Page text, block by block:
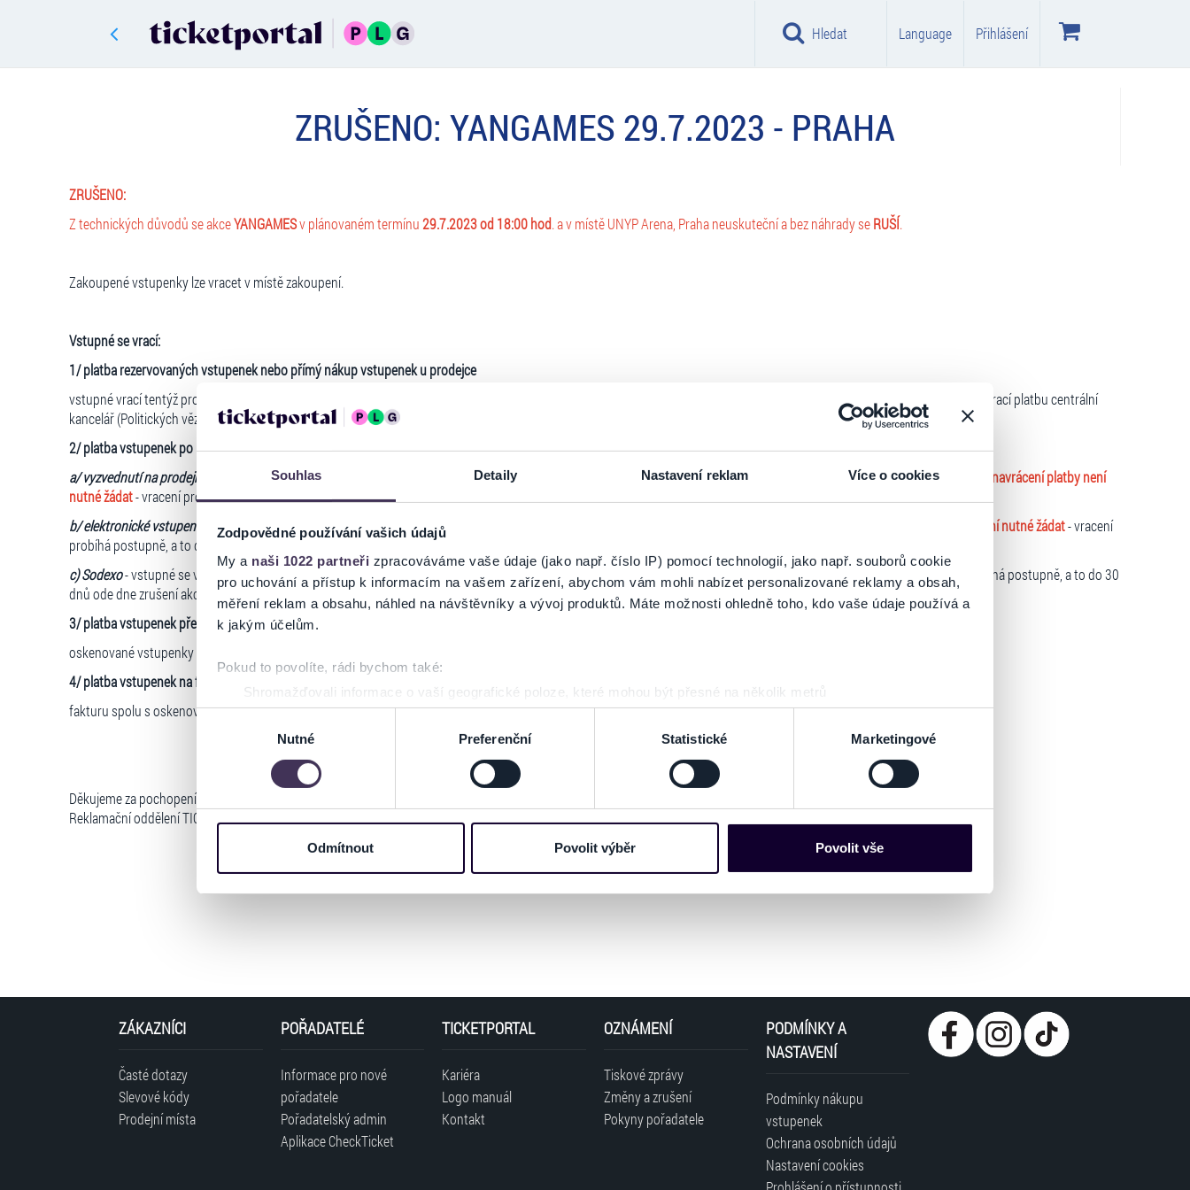
Souhlas Detaily Nastavení reklam Více o cookies
Zodpovědné používání vašich údajů
My a naši 1022 partneři zpracováváme vaše údaje (jako např. číslo IP) pomocí technologií, jako např. souborů cookie
pro uchování a přístup k informacím na vašem zařízení, abychom vám mohli nabízet personalizované reklamy a obsah,
měření reklam a obsahu, náhled na návštěvníky a vývoj produktů. Máte možnosti ohledně toho, kdo vaše údaje používá a
k jakým účelům.
Pokud to povolíte, rádi bychom také:
Shromažďovali informace o vaší geografické poloze, které mohou být přesné na několik metrů
Identifikovali vaše zařízení pomocí aktivního skenování pro konkrétní charakteristiky (otisk prstu)
Zjistěte více o tom, jak zpracováváme vaše osobní údaje, a nastavte si předvolby v
části s podrobnostmi. Svůj souhlas
můžete kdykoliv změnit nebo odvolat v části Prohlášení o souborech cookie.
informace o vašem zařízení nebo vaší aktivitě na našich webových stránkách. Tyto informace mohou představovat
osobní údaje. Získané informace používáme např. k analýze návštěvnosti webu nebo k personalizaci obsahu a reklam.
Výběr
Nutné Preferenční Statistické Marketingové
Odmítnout Povolit výběr Povolit vše
Hledat Language Přihlášení
ZRUŠENO: YANGAMES 29.7.2023 - PRAHA
ZRUŠENO:
Z technických důvodů se akceYANGAMESv plánovaném termínu29.7.2023 od 18:00 hod. a v místě UNYP Arena, Praha neuskuteční a bez náhrady seRUŠÍ.
Zakoupené vstupenky lze vracet v místě zakoupení.
Vstupné se vrací:
1/ platba rezervovaných vstupenek nebo přímý nákup vstupenek u prodejce
vstupné vrací tentýž prodejce - vstupenky není možné vracet na jiném prodejním místě, než na kterém proběhla
vstupenek. V případě zrušeného prodejního místa vrací platbu centrální
kancelář (Politických vězňů 15, Praha 1), kam je vstupenky třeba fyzicky doručit.
2/ platba vstupenek po internetu (i platba přes Twisto)
a/ vyzvednutí na prodejním místě či obdržení vstupenek poštou
- vstupné se vrací automatickou návratovou transakcí na tentýž účet, ze kterého byly vstupenky uhrazeny.
O navrácení platby není
nutné žádat- vracení probíhá postupně, a to do 30 dnů ode dne zrušení akce
b/ elektronické vstupenky typu HOMEticket
- vstupné se vrací automatickou návratovou transakcí na tentýž účet, ze kterého byly vstupenky uhrazeny. O navrácení platby není nutné žádat- vracení
probíhá postupně, a to do 30 dnů ode dne zrušení akce
c) Sodexo- vstupné se vrací automatickou návratovou transakcí na ten Sodexo účet, ze kterého byly vstupenky uhrazeny. O navrácení platby není nutné žádat
- vracení probíhá postupně, a to do 30
dnů ode dne zrušení akce
3/ platba vstupenek přes benefity (Benefit Plus, Benefity.cz, Gallery Beta)
oskenované vstupenky spolu s objednávkou je třeba zaslat na email:
4/ platba vstupenek na fakturu
fakturu spolu s oskenovanými vstupenkami je třeba zaslat na email:rezervace@ticketportal.cz
Děkujeme za pochopení
Reklamační oddělení TICKETPORTAL
ZÁKAZNÍCI
Časté dotazy
Slevové kódy
Prodejní místa
POŘADATELÉ
Informace pro nové
pořadatele
Pořadatelský admin
Aplikace CheckTicket
TICKETPORTAL
Kariéra
Logo manuál
Kontakt
OZNÁMENÍ
Tiskové zprávy
Změny a zrušení
Pokyny pořadatele
PODMÍNKY A
NASTAVENÍ
Podmínky nákupu
vstupenek
Ochrana osobních údajů
Nastavení cookies